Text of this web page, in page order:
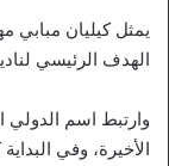
يمثل كيليان
الهدف الرئيسي
وارتبط اسم الدولي
الأخيرة، وفي